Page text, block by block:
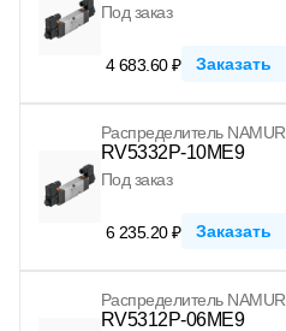
Под заказ
4 683.60 ₽ Заказать
Распределитель NAMUR
RV5332P-10ME9
Под заказ
6 235.20 ₽ Заказать
Распределитель NAMUR
RV5312P-06ME9